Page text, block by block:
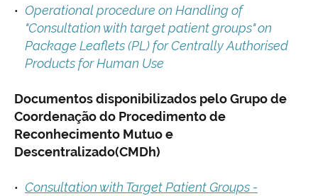
Operational procedure on Handling of
"Consultation with target patient groups" on
Package Leaflets (PL) for Centrally Authorised
Products for Human Use
Documentos disponibilizados pelo Grupo de
Coordenação do Procedimento de
Reconhecimento Mutuo e
Descentralizado(CMDh)
Consultation with Target Patient Groups -